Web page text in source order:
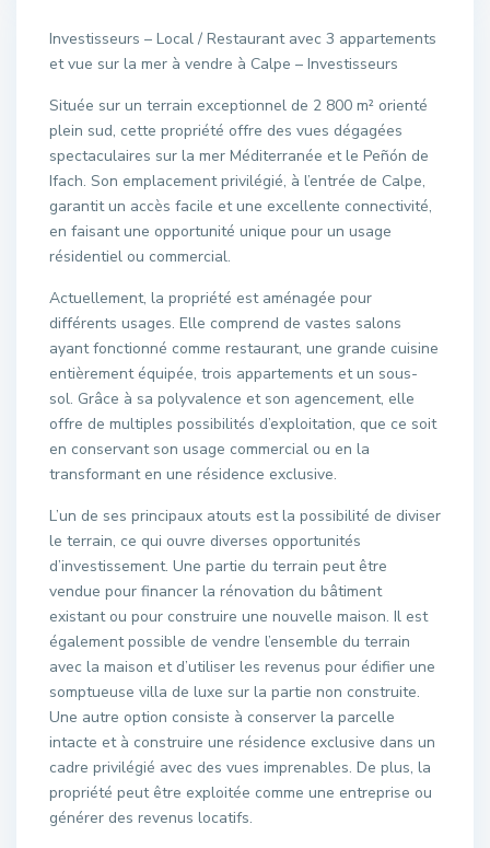
Investisseurs – Local / Restaurant avec 3 appartements
et vue sur la mer à vendre à Calpe – Investisseurs
Située sur un terrain exceptionnel de 2 800 m² orienté
plein sud, cette propriété offre des vues dégagées
spectaculaires sur la mer Méditerranée et le Peñón de
Ifach. Son emplacement privilégié, à l’entrée de Calpe,
garantit un accès facile et une excellente connectivité,
en faisant une opportunité unique pour un usage
résidentiel ou commercial.
Actuellement, la propriété est aménagée pour
différents usages. Elle comprend de vastes salons
ayant fonctionné comme restaurant, une grande cuisine
entièrement équipée, trois appartements et un sous-
sol. Grâce à sa polyvalence et son agencement, elle
offre de multiples possibilités d’exploitation, que ce soit
en conservant son usage commercial ou en la
transformant en une résidence exclusive.
L’un de ses principaux atouts est la possibilité de diviser
le terrain, ce qui ouvre diverses opportunités
d’investissement. Une partie du terrain peut être
vendue pour financer la rénovation du bâtiment
existant ou pour construire une nouvelle maison. Il est
également possible de vendre l’ensemble du terrain
avec la maison et d’utiliser les revenus pour édifier une
somptueuse villa de luxe sur la partie non construite.
Une autre option consiste à conserver la parcelle
intacte et à construire une résidence exclusive dans un
cadre privilégié avec des vues imprenables. De plus, la
propriété peut être exploitée comme une entreprise ou
générer des revenus locatifs.